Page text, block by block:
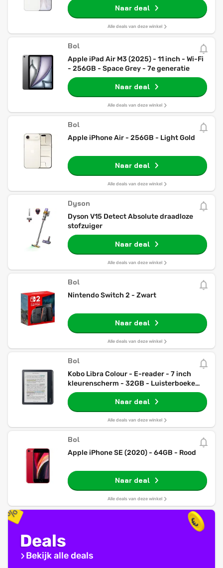
Naar deal
Alle deals van deze winkel
Bol
Apple iPad Air M3 (2025) - 11 inch - Wi-Fi
- 256GB - Space Grey - 7e generatie
Naar deal
Alle deals van deze winkel
Bol
Apple iPhone Air - 256GB - Light Gold
Naar deal
Alle deals van deze winkel
Dyson
Dyson V15 Detect Absolute draadloze
stofzuiger
Naar deal
Alle deals van deze winkel
Bol
Nintendo Switch 2 - Zwart
Naar deal
Alle deals van deze winkel
Bol
Kobo Libra Colour - E-reader - 7 inch
kleurenscherm - 32GB - Luisterboeken -
Zwart
Naar deal
Alle deals van deze winkel
Bol
Apple iPhone SE (2020) - 64GB - Rood
Naar deal
Alle deals van deze winkel
Deals
Bekijk alle deals